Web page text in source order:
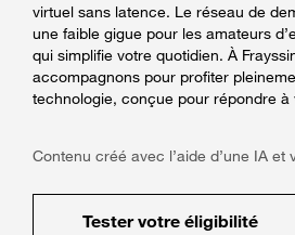
virtuel sans latence. Le réseau de
une faible gigue pour les amateurs
qui simplifie votre quotidien. À
accompagnons pour profiter
technologie, conçue pour répondre à
Contenu créé avec l’aide d’une IA et
Tester votre éligibilité